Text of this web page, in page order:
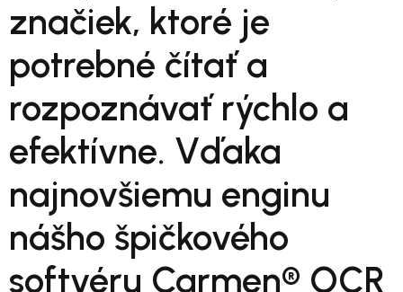
značiek, ktoré je
potrebné čítať a
rozpoznávať rýchlo a
efektívne. Vďaka
najnovšiemu enginu
nášho špičkového
softvéru Carmen® OCR